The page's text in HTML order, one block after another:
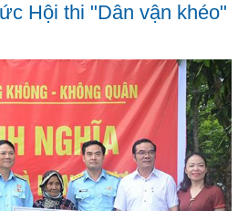
Hội thi "Dân vận khéo"